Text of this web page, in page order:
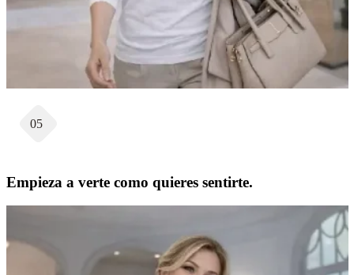
05
Empieza a verte como quieres sentirte.